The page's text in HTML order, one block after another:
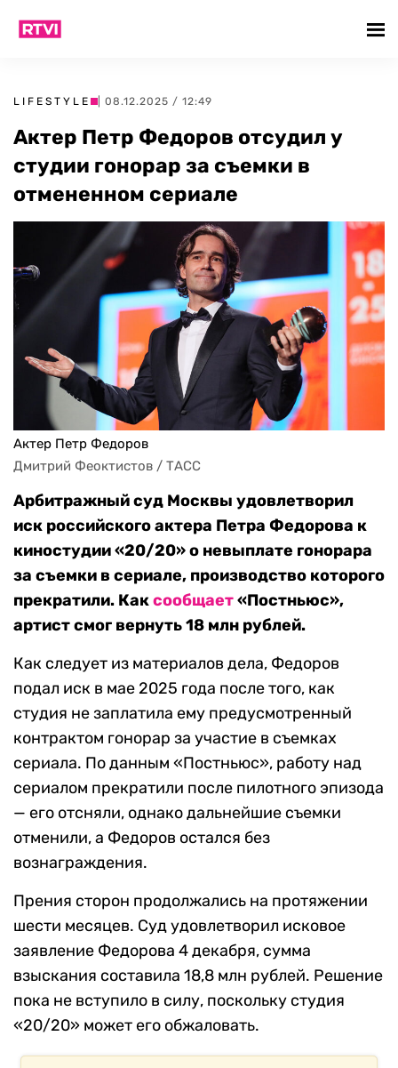
LIFESTYLE | 08.12.2025 / 12:49
Актер Петр Федоров отсудил у
студии гонорар за съемки в
отмененном сериале
Актер Петр Федоров
Дмитрий Феоктистов / ТАСС
Арбитражный суд Москвы удовлетворил
иск российского актера Петра Федорова к
киностудии «20/20» о невыплате гонорара
за съемки в сериале, производство которого
прекратили. Каксообщает«Постньюс»,
артист смог вернуть 18 млн рублей.
Как следует из материалов дела, Федоров
подал иск в мае 2025 года после того, как
студия не заплатила ему предусмотренный
контрактом гонорар за участие в съемках
сериала. По данным «Постньюс», работу над
сериалом прекратили после пилотного эпизода
— его отсняли, однако дальнейшие съемки
отменили, а Федоров остался без
вознаграждения.
Прения сторон продолжались на протяжении
шести месяцев. Суд удовлетворил исковое
заявление Федорова 4 декабря, сумма
взыскания составила 18,8 млн рублей. Решение
пока не вступило в силу, поскольку студия
«20/20» может его обжаловать.